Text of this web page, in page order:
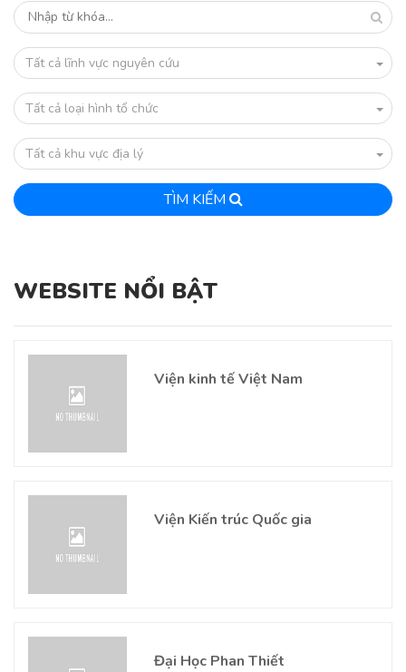
Tất cả lĩnh vực nguyên cứu
Tất cả loại hình tổ chức
Tất cả khu vực địa lý
TÌM KIẾM
WEBSITE NỔI BẬT
Viện kinh tế Việt Nam
Viện Kiến trúc Quốc gia
Đại Học Phan Thiết